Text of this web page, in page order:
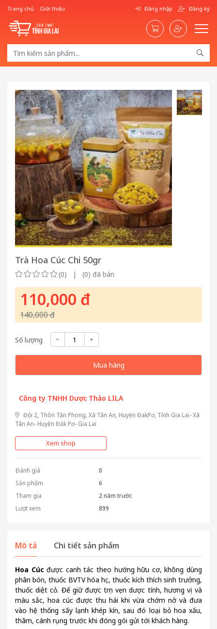
Trang chủ Giới thiệu Đăng nhập Đăng ký
Trà Hoa Cúc Chi 50gr
(0) | (0) đã bán
110,000 đ
140,000 đ
Số lượng
Mua hàng
Công ty TNHH Dược Thảo LILA
Đội 2, Thôn Tân Phong, Xã Tân An, Huyện ĐakPơ, Tỉnh Gia Lai- Xã
Tân An- Huyện Đăk Pơ- Gia Lai
Xem shop
Đánh giá
0
Sản phẩm
6
Tham gia
2 năm trước
Lượt xem
899
Mô tả Chi tiết sản phẩm
Hoa Cúcđược canh tác theo hướng hữu cơ, không dùng
phân bón, thuốc BVTV hóa học, thuốc kích thích sinh trưởng,
thuốc diệt cỏ. Để giữ được trọn vẹn dược tính, hương vị và
màu sắc, hoa cúc được thu hái khi vừa chớm nở và đưa
vào hệ thống sấy lạnh khép kín, sau đó loại bỏ hoa xấu,
thâm, cánh rụng trước khi đóng gói gửi tới khách hàng.